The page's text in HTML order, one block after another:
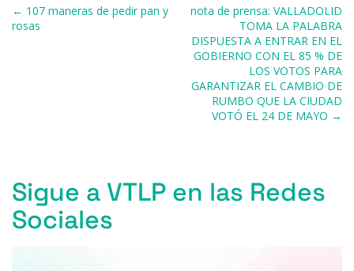
o
y
s
m
ti
r
Navegación de entradas
← 107 maneras de pedir pan y
rosas
nota de prensa: VALLADOLID
TOMA LA PALABRA
DISPUESTA A ENTRAR EN EL
GOBIERNO CON EL 85 % DE
LOS VOTOS PARA
GARANTIZAR EL CAMBIO DE
RUMBO QUE LA CIUDAD
VOTÓ EL 24 DE MAYO →
Sigue a VTLP en las Redes
Sociales